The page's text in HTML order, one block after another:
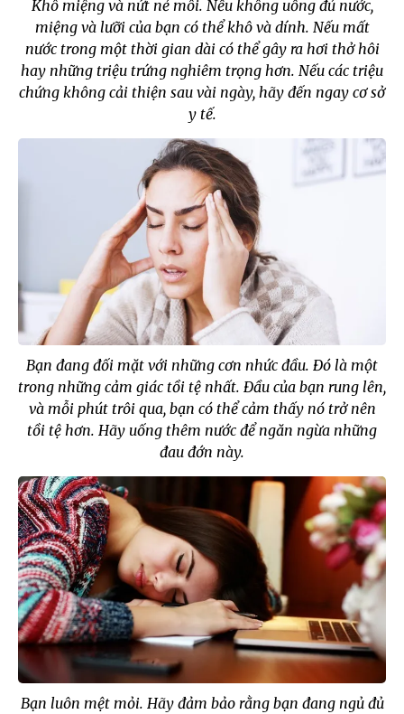
Khô miệng và nứt nẻ môi. Nếu không uống đủ nước,
miệng và lưỡi của bạn có thể khô và dính. Nếu mất
nước trong một thời gian dài có thể gây ra hơi thở hôi
hay những triệu trứng nghiêm trọng hơn. Nếu các triệu
chứng không cải thiện sau vài ngày, hãy đến ngay cơ sở
y tế.
Bạn đang đối mặt với những cơn nhức đầu. Đó là một
trong những cảm giác tồi tệ nhất. Đầu của bạn rung lên,
và mỗi phút trôi qua, bạn có thể cảm thấy nó trở nên
tồi tệ hơn. Hãy uống thêm nước để ngăn ngừa những
đau đớn này.
Bạn luôn mệt mỏi. Hãy đảm bảo rằng bạn đang ngủ đủ